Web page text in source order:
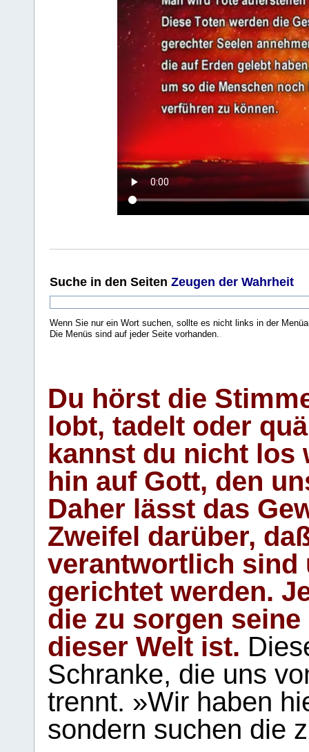
Suche in den Seiten Zeugen der Wahrheit
Wenn Sie nur ein Wort suchen, sollte es nicht links in der
Die Menüs sind auf jeder Seite vorhanden..
Du hörst die
lobt, tadelt oder
kannst du nicht los
hin auf Gott, den
Daher lässt das
Zweifel darüber,
verantwortlich sind
gerichtet werden.
die zu sorgen
dieser Welt ist.
Schranke, die uns
trennt. »Wir haben
sondern suchen die